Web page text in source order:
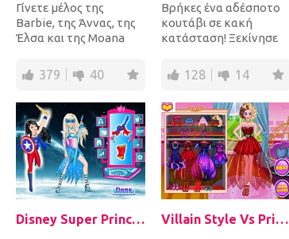
Γίνετε μέλος της
Barbie, της Άννας, της
Έλσα και της Moana
ρούχα, παπούτσια,
καπ...
379 40
Βρήκες ένα αδέσποτο
κουτάβι σε κακή
κατάσταση! Ξεκίνησε
ταλαιπωρημένο ζώο
ένα ωραίο ζε...
128 14
Disney Super Princess 2 Villain Style Vs Princess Style